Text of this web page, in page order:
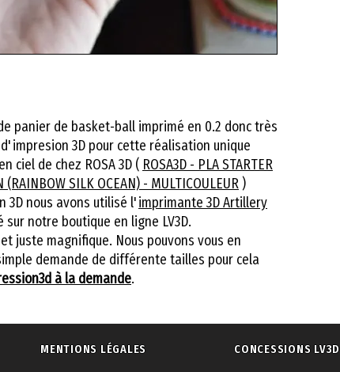
panier de basket-ball imprimé en 0.2 donc très
3D pour cette réalisation unique
ciel de chez ROSA 3D ( ROSA3D - PLA STARTER
(RAINBOW SILK OCEAN) - MULTICOULEUR )
3D nous avons utilisé l'imprimante 3D Artillery
sur notre boutique en ligne LV3D.
juste magnifique. Nous pouvons vous en
demande de différente tailles pour cela
à la demande.
MENTIONS LÉGALES CONCESSIONS LV3D